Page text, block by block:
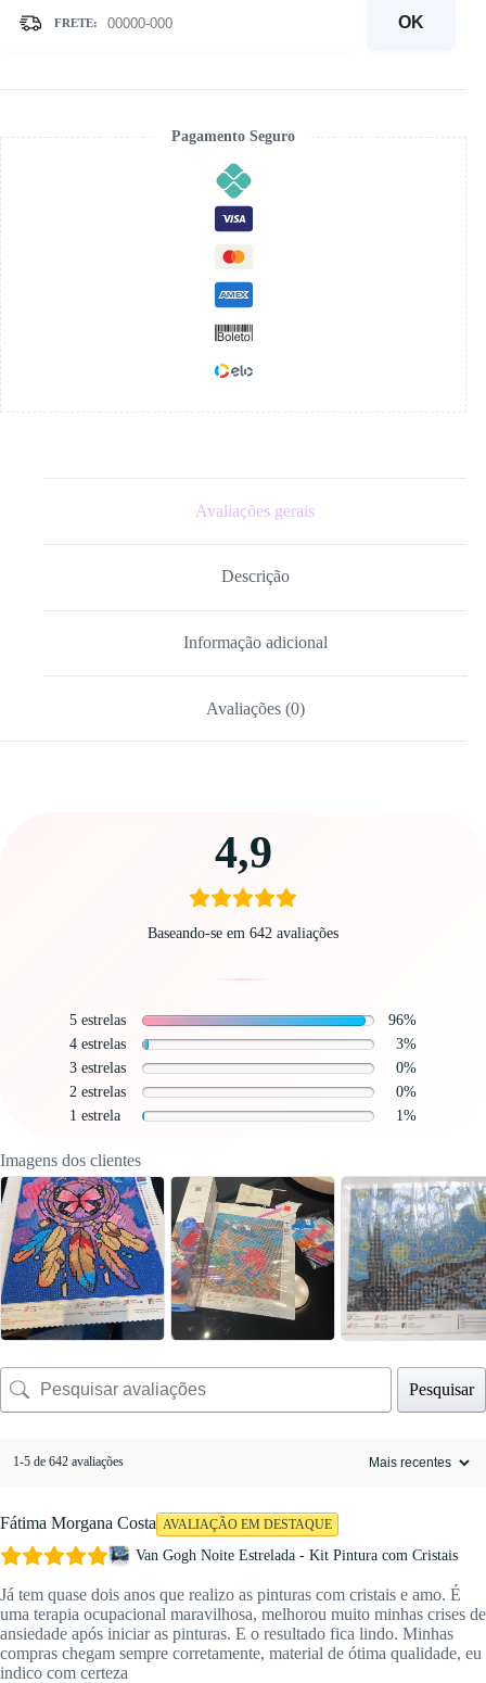
Pintura
quantidade
OK
Pagamento Seguro
Avaliações gerais
Descrição
Informação adicional
Avaliações (0)
4,9
Baseando-se em 642 avaliações
5 estrelas
96%
4 estrelas
3%
3 estrelas
0%
2 estrelas
0%
1 estrela
1%
Imagens dos clientes
Pesquisar
1-5 de 642 avaliações
Fátima Morgana Costa AVALIAÇÃO EM DESTAQUE
Van Gogh Noite Estrelada - Kit Pintura com Cristais
Já tem quase dois anos que realizo as pinturas com cristais e amo. É
uma terapia ocupacional maravilhosa, melhorou muito minhas crises de
ansiedade após iniciar as pinturas. E o resultado fica lindo. Minhas
compras chegam sempre corretamente, material de ótima qualidade, eu
indico com certeza